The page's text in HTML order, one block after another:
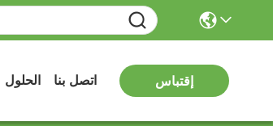
الحلول اتصل بنا إقتباس